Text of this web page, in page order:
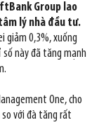
Group lao
lý nhà đầu tư.
giảm 0,3%, xuống
số này đã tăng mạnh
One, cho
với đà tăng rất